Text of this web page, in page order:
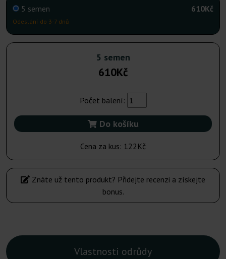
5 semen
Odeslání do 3-7 dnů
610Kč
5 semen
610Kč
Počet balení:
Do košíku
Cena za kus: 122Kč
Znáte už tento produkt? Přidejte recenzi a získejte
bonus.
Vlastnosti odrůdy